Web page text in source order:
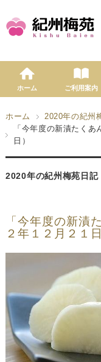
ホーム ご利用案内
ホーム
2020年の紀州
「今年度の新漬たく
日）
2020年の紀州梅苑日記
「今年度の新漬
２年１２月２１日